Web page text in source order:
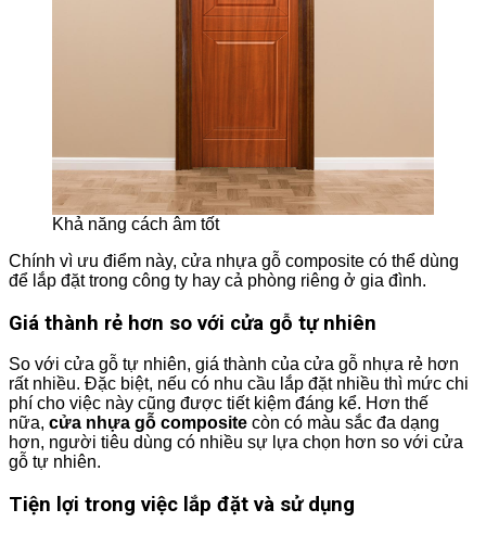
Khả năng cách âm tốt
Chính vì ưu điểm này, cửa nhựa gỗ composite có thể dùng
để lắp đặt trong công ty hay cả phòng riêng ở gia đình.
Giá thành rẻ hơn so với cửa gỗ tự nhiên
So với cửa gỗ tự nhiên, giá thành của cửa gỗ nhựa rẻ hơn
rất nhiều. Đặc biệt, nếu có nhu cầu lắp đặt nhiều thì mức chi
phí cho việc này cũng được tiết kiệm đáng kể. Hơn thế
nữa, cửa nhựa gỗ composite còn có màu sắc đa dạng
hơn, người tiêu dùng có nhiều sự lựa chọn hơn so với cửa
gỗ tự nhiên.
Tiện lợi trong việc lắp đặt và sử dụng